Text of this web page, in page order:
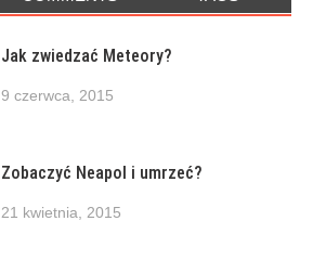
Jak zwiedzać Meteory?
9 czerwca, 2015
Zobaczyć Neapol i umrzeć?
21 kwietnia, 2015